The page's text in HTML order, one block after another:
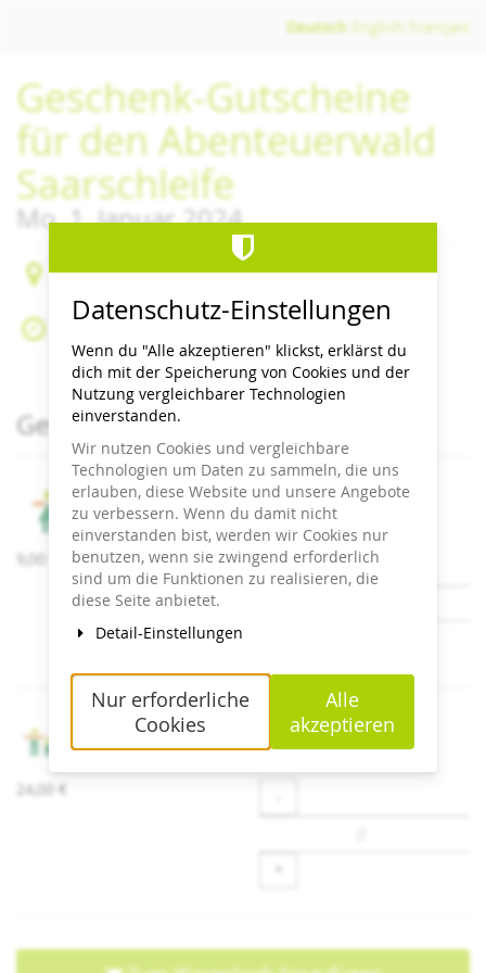
springen
Deutsch English Français
Geschenk-Gutscheine
für den Abenteuerwald
Saarschleife
Mo, 1. Januar 2024
Cloef-Atrium
66693 Mettlach-Orscholz
Zum Kalender hinzufügen
Produkte
Geschenk-Gutscheine
Geschenk-Gutschein Besucher ab 4 Jahre
9,00 € Menge
-
Geschenk-Gutschein Familienticket
24,00 €
+
Datenschutz-Einstellungen
Wenn du "Alle akzeptieren" klickst, erklärst du
dich mit der Speicherung von Cookies und der
Nutzung vergleichbarer Technologien
einverstanden.
Wir nutzen Cookies und vergleichbare
Technologien um Daten zu sammeln, die uns
erlauben, diese Website und unsere Angebote
zu verbessern. Wenn du damit nicht
einverstanden bist, werden wir Cookies nur
benutzen, wenn sie zwingend erforderlich
sind um die Funktionen zu realisieren, die
diese Seite anbietet.
Detail-Einstellungen
Nur erforderliche
Cookies
Alle
akzeptieren